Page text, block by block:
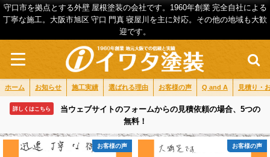
守口市を拠点とする外壁 屋根塗装の会社です。1960年創業 完全自社による
丁寧な施工。大阪市旭区 守口 門真 寝屋川を主に対応。その他の地域も大歓
迎です。
ホーム お知らせ 施工実績 選ばれる理由 お客様の声 Q and A 見積り・
詳しくはこちら
当ウェブサイトのフォームからの見積依頼の場合、5つの
無料！
お客様の声 お客様の声